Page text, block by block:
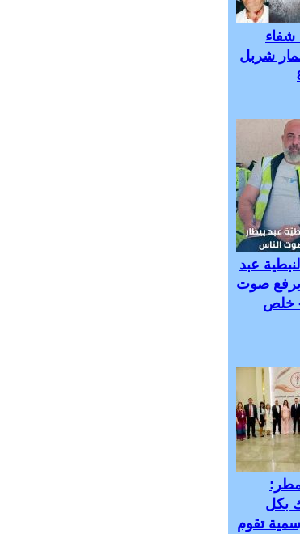
شفاء
شربل
عبد
يرفع صوت
- خلص
مطر:
بكل
تقوم